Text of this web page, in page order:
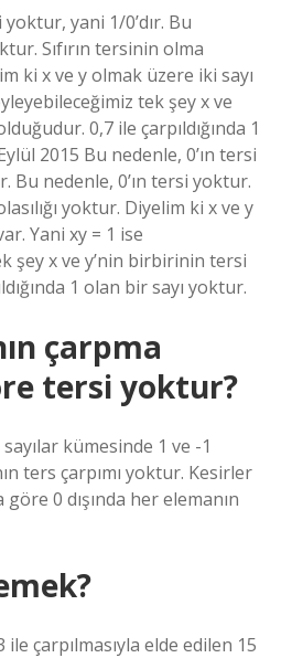
yani 1/0’dır. Bu
Sıfırın tersinin olma
ki x ve y olmak üzere iki sayı
tek şey x ve
0,7 ile çarpıldığında 1
2015 Bu nedenle, 0’ın tersi
Bu nedenle, 0’ın tersi yoktur.
yoktur. Diyelim ki x ve y
Yani xy = 1 ise
şey x ve y’nin birbirinin tersi
1 olan bir sayı yoktur.
çarpma
tersi yoktur?
kümesinde 1 ve -1
ters çarpımı yoktur. Kesirler
0 dışında her elemanın
ile çarpılmasıyla elde edilen 15